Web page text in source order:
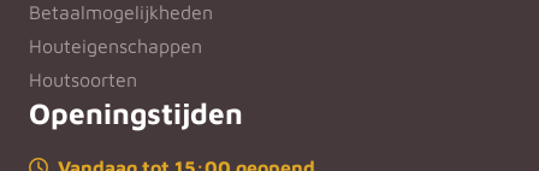
Betaalmogelijkheden
Houteigenschappen
Houtsoorten
Openingstijden